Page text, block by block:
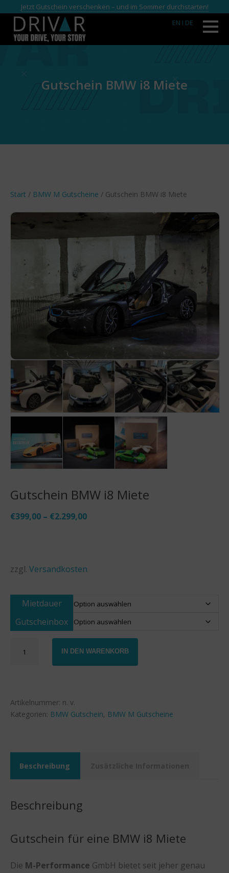
Jetzt Gutschein verschenken – und im Sommer durchstarten!
EN I DE
Gutschein BMW i8 Miete
Start / BMW M Gutscheine / Gutschein BMW i8 Miete
Gutschein BMW i8 Miete
€399,00 – €2.299,00
zzgl. Versandkosten
Mietdauer
Gutscheinbox
BMW
IN DEN WARENKORB
Artikelnummer: n. v.
Kategorien: BMW Gutschein, BMW M Gutscheine
Beschreibung
Beschreibung
Gutschein für eine BMW i8 Miete
Die M-Performance GmbH bietet seit jeher genau